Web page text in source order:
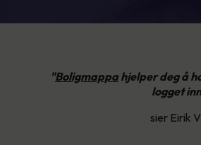
"Boligmappahjelper deg å
logget
sier Eirik